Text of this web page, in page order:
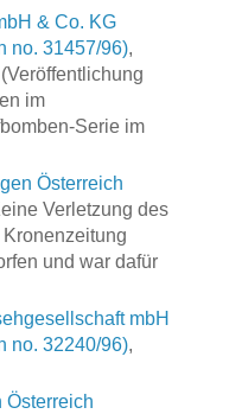
& Co. KG
no. 31457/96),
im
Serie im
Österreich
Verletzung des
und war dafür
mbH
no. 32240/96),
Österreich